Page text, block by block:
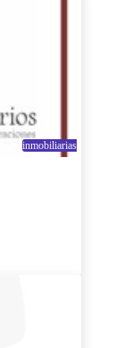
inmobiliarias